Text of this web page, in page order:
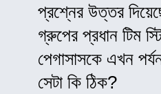
প্রশ্নের উত্তর
গ্রুপের প্রধান টিম
পেগাসাসকে এখন
সেটা কি ঠিক?